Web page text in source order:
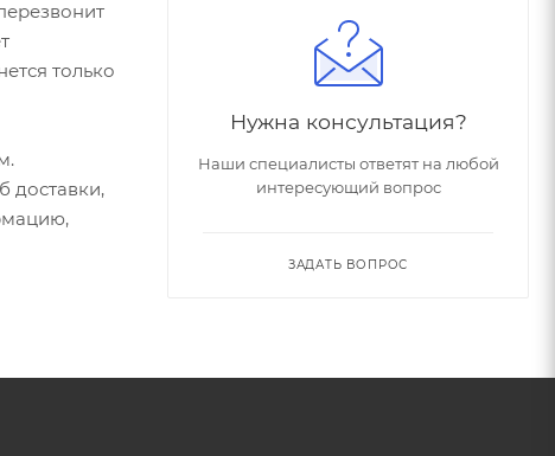
только
доставки,
Нужна консультация?
Наши специалисты ответят на любой
интересующий вопрос
ЗАДАТЬ ВОПРОС